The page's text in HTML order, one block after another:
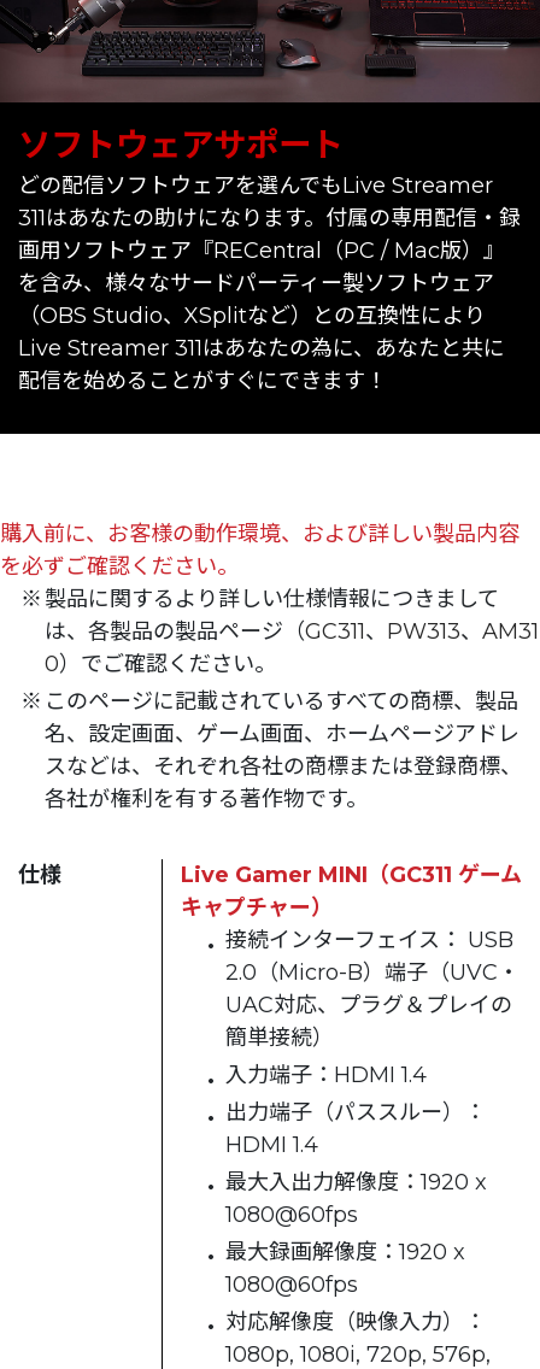
ソフトウェアサポート
どの配信ソフトウェアを選んでもLive Streamer
311はあなたの助けになります。付属の専用配信・録
画用ソフトウェア『RECentral（PC / Mac版）』
を含み、様々なサードパーティー製ソフトウェア
（OBS Studio、XSplitなど）との互換性により
Live Streamer 311はあなたの為に、あなたと共に
配信を始めることがすぐにできます！
購入前に、お客様の動作環境、および詳しい製品内容
を必ずご確認ください。
製品に関するより詳しい仕様情報につきまして
は、各製品の製品ページ（GC311、 PW313、AM31
0）でご確認ください。
このページに記載されているすべての商標、製品
名、設定画面、ゲーム画面、ホームページアドレ
スなどは、それぞれ各社の商標または登録商標、
各社が権利を有する著作物です。
仕様
Live Gamer MINI（GC311 ゲーム
キャプチャー）
接続インターフェイス： USB
2.0（Micro-B）端子（UVC・
UAC対応、プラグ＆プレイの
簡単接続）
入力端子：HDMI 1.4
出力端子（パススルー）：
HDMI 1.4
最大入出力解像度：1920 x
1080@60fps
最大録画解像度：1920 x
1080@60fps
対応解像度（映像入力）：
1080p, 1080i, 720p, 576p,